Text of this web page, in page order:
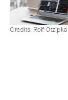
Credits: Rolf Otzipka